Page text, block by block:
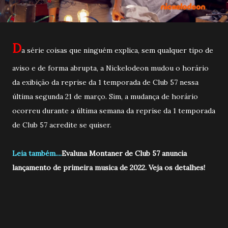
Da série coisas que ninguém explica, sem qualquer tipo de
aviso e de forma abrupta, a Nickelodeon mudou o horário
da exibição da reprise da 1 temporada de Club 57 nessa
última segunda 21 de março. Sim, a mudança de horário
ocorreu durante a última semana da reprise da 1 temporada
de Club 57 acredite se quiser.
Leia também....Evaluna Montaner de Club 57 anuncia
lançamento de primeira musica de 2022. Veja os detalhes!